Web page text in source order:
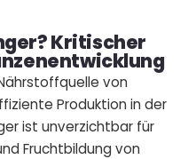
Kritischer
von
Produktion in der
ist unverzichtbar für
Fruchtbildung von